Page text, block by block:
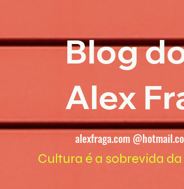
Blog
Alex
alexfraga.com
Cultura é a sobrevida da